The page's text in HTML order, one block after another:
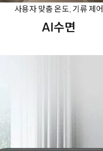
사용자 맞춤 온도, 기류 제어
AI수면